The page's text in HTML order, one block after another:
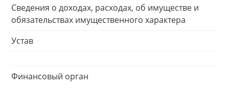
Сведения о доходах, расходах, об имуществе и
обязательствах имущественного характера
Устав
Финансовый орган